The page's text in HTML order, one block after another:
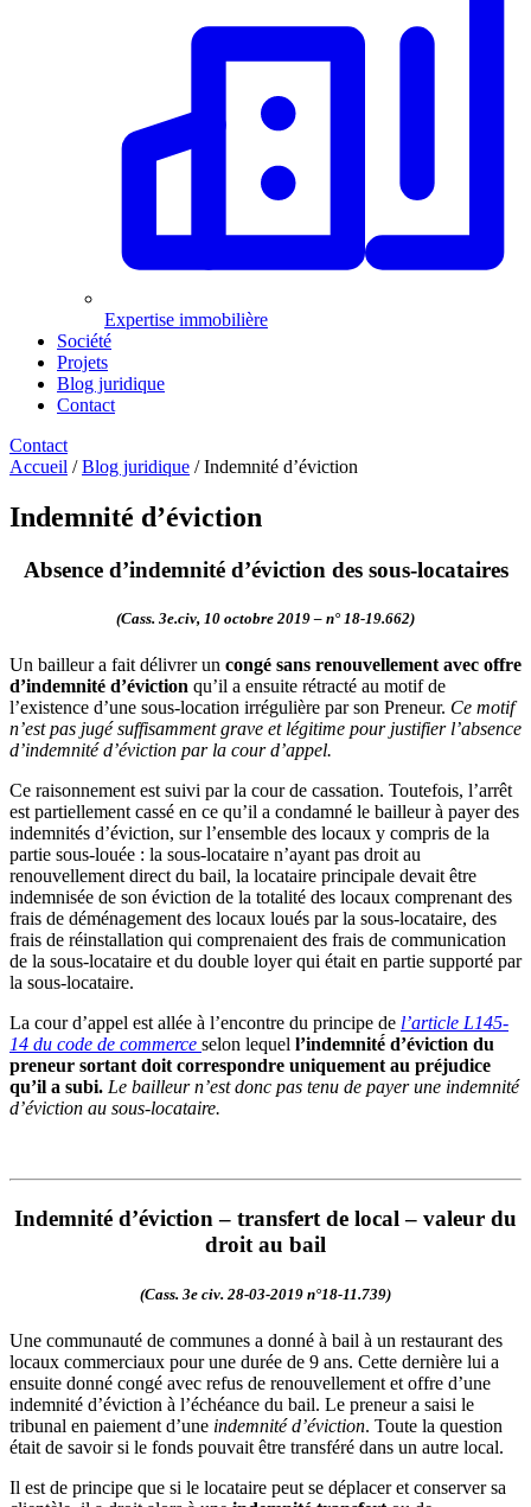
Expertise immobilière
Société
Projets
Blog juridique
Contact
Contact
Accueil / Blog juridique / Indemnité d’éviction
Indemnité d’éviction
Absence d’indemnité d’éviction des sous-locataires
(Cass. 3e.civ, 10 octobre 2019 – n° 18-19.662)
Un bailleur a fait délivrer un congé sans renouvellement avec offre
d’indemnité d’éviction qu’il a ensuite rétracté au motif de
l’existence d’une sous-location irrégulière par son Preneur. Ce motif
n’est pas jugé suffisamment grave et légitime pour justifier l’absence
d’indemnité d’éviction par la cour d’appel.
Ce raisonnement est suivi par la cour de cassation. Toutefois, l’arrêt
est partiellement cassé en ce qu’il a condamné le bailleur à payer des
indemnités d’éviction, sur l’ensemble des locaux y compris de la
partie sous-louée : la sous-locataire n’ayant pas droit au
renouvellement direct du bail, la locataire principale devait être
indemnisée de son éviction de la totalité des locaux comprenant des
frais de déménagement des locaux loués par la sous-locataire, des
frais de réinstallation qui comprenaient des frais de communication
de la sous-locataire et du double loyer qui était en partie supporté par
la sous-locataire.
La cour d’appel est allée à l’encontre du principe de l’article L145-
14 du code de commerce selon lequel l’indemnité́ d’éviction du
preneur sortant doit correspondre uniquement au préjudice
qu’il a subi. Le bailleur n’est donc pas tenu de payer une indemnité
d’éviction au sous-locataire.
Indemnité d’éviction – transfert de local – valeur du
droit au bail
(Cass. 3e civ. 28-03-2019 n°18-11.739)
Une communauté de communes a donné à bail à un restaurant des
locaux commerciaux pour une durée de 9 ans. Cette dernière lui a
ensuite donné congé avec refus de renouvellement et offre d’une
indemnité d’éviction à l’échéance du bail. Le preneur a saisi le
tribunal en paiement d’une indemnité d’éviction. Toute la question
était de savoir si le fonds pouvait être transféré dans un autre local.
Il est de principe que si le locataire peut se déplacer et conserver sa